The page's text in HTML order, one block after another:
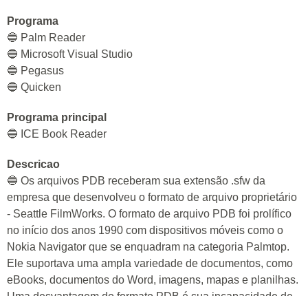
Programa
🔵 Palm Reader
🔵 Microsoft Visual Studio
🔵 Pegasus
🔵 Quicken
Programa principal
🔵 ICE Book Reader
Descricao
🔵 Os arquivos PDB receberam sua extensão .sfw da
empresa que desenvolveu o formato de arquivo proprietário
- Seattle FilmWorks. O formato de arquivo PDB foi prolífico
no início dos anos 1990 com dispositivos móveis como o
Nokia Navigator que se enquadram na categoria Palmtop.
Ele suportava uma ampla variedade de documentos, como
eBooks, documentos do Word, imagens, mapas e planilhas.